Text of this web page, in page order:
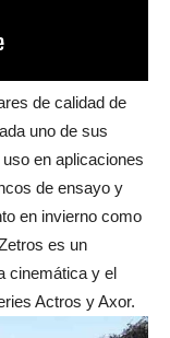
de calidad de
uno de sus
en aplicaciones
de ensayo y
en invierno como
es un
cinemática y el
Actros y Axor.